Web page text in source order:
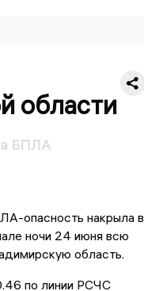
области
БПЛА
опасность накрыла в
ночи 24 июня всю
область.
по линии РСЧС